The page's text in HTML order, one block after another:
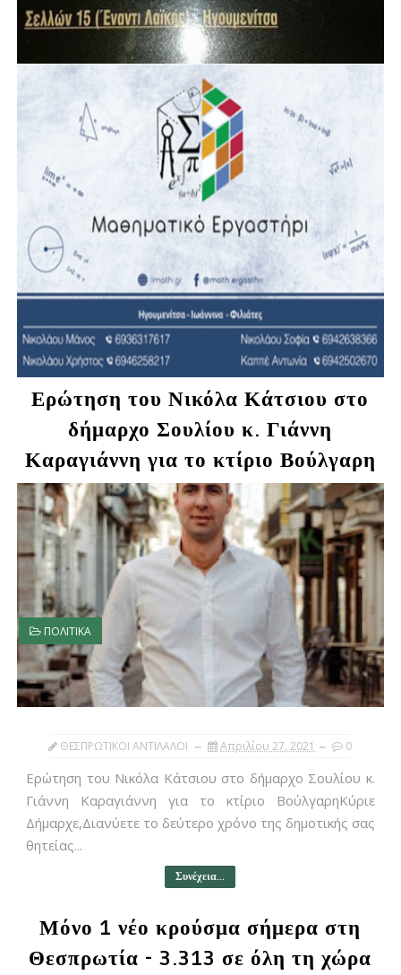
Ερώτηση του Νικόλα Κάτσιου στο
δήμαρχο Σουλίου κ. Γιάννη
Καραγιάννη για το κτίριο Βούλγαρη
ΠΟΛΙΤΙΚΑ
ΘΕΣΠΡΩΤΙΚΟΙ ΑΝΤΙΛΑΛΟΙ Απριλίου 27, 2021 0
Ερώτηση του Νικόλα Κάτσιου στο δήμαρχο Σουλίου κ.
Γιάννη Καραγιάννη για το κτίριο ΒούλγαρηΚύριε
Δήμαρχε,Διανύετε το δεύτερο χρόνο της δημοτικής σας
θητείας...
Συνέχεια...
Μόνο 1 νέο κρούσμα σήμερα στη
Θεσπρωτία - 3.313 σε όλη τη χώρα